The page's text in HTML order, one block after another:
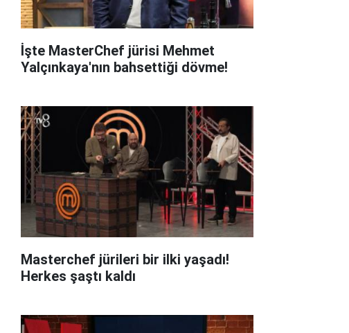
İşte MasterChef jürisi Mehmet
Yalçınkaya'nın bahsettiği dövme!
Masterchef jürileri bir ilki yaşadı!
Herkes şaştı kaldı